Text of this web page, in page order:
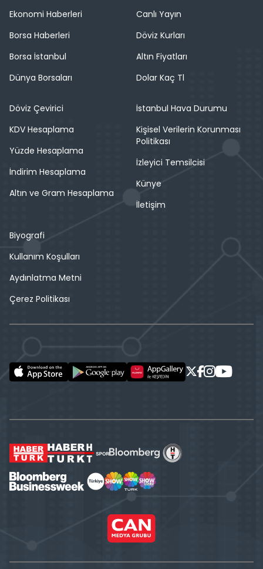
Ekonomi Haberleri
Borsa Haberleri
Borsa İstanbul
Dünya Borsaları
Canlı Yayın
Döviz Kurları
Altın Fiyatları
Dolar Kaç Tl
Döviz Çevirici
KDV Hesaplama
Yüzde Hesaplama
İndirim Hesaplama
Altın ve Gram Hesaplama
İstanbul Hava Durumu
Kişisel Verilerin Korunması
Politikası
İzleyici Temsilcisi
Künye
İletişim
Biyografi
Kullanım Koşulları
Aydınlatma Metni
Çerez Politikası